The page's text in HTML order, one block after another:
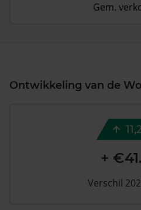
Gem.
Ontwikkeling van de
+
Verschil